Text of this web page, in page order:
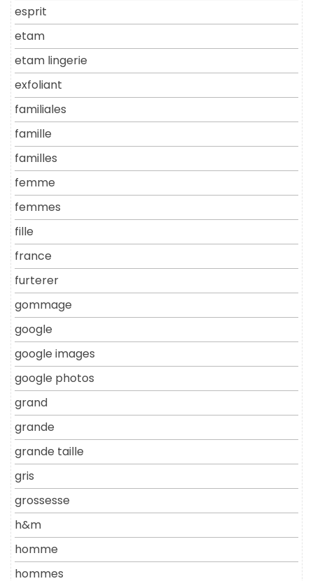
esprit
etam
etam lingerie
exfoliant
familiales
famille
familles
femme
femmes
fille
france
furterer
gommage
google
google images
google photos
grand
grande
grande taille
gris
grossesse
h&m
homme
hommes